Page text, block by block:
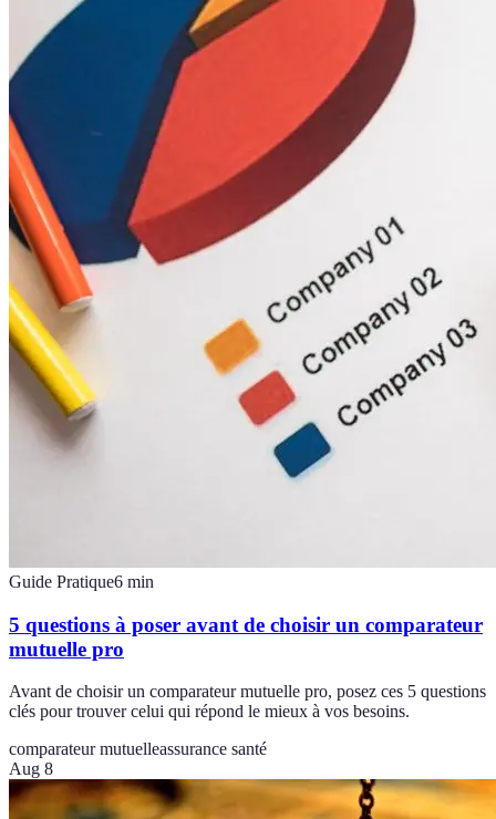
Guide Pratique6 min
5 questions à poser avant de choisir un comparateur
mutuelle pro
Avant de choisir un comparateur mutuelle pro, posez ces 5 questions
clés pour trouver celui qui répond le mieux à vos besoins.
comparateur mutuelleassurance santé
Aug 8